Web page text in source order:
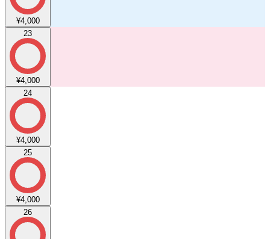
¥4,000
23
¥4,000
24
¥4,000
25
¥4,000
26